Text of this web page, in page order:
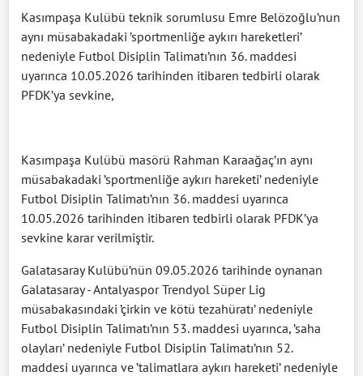
Kasımpaşa Kulübü teknik sorumlusu Emre Belözoğlu’nun
aynı müsabakadaki ’sportmenliğe aykırı hareketleri’
nedeniyle Futbol Disiplin Talimatı’nın 36. maddesi
uyarınca 10.05.2026 tarihinden itibaren tedbirli olarak
PFDK’ya sevkine,
Kasımpaşa Kulübü masörü Rahman Karaağaç’ın aynı
müsabakadaki ’sportmenliğe aykırı hareketi’ nedeniyle
Futbol Disiplin Talimatı’nın 36. maddesi uyarınca
10.05.2026 tarihinden itibaren tedbirli olarak PFDK’ya
sevkine karar verilmiştir.
Galatasaray Kulübü’nün 09.05.2026 tarihinde oynanan
Galatasaray - Antalyaspor Trendyol Süper Lig
müsabakasındaki ’çirkin ve kötü tezahüratı’ nedeniyle
Futbol Disiplin Talimatı’nın 53. maddesi uyarınca, ’saha
olayları’ nedeniyle Futbol Disiplin Talimatı’nın 52.
maddesi uyarınca ve ’talimatlara aykırı hareketi’ nedeniyle